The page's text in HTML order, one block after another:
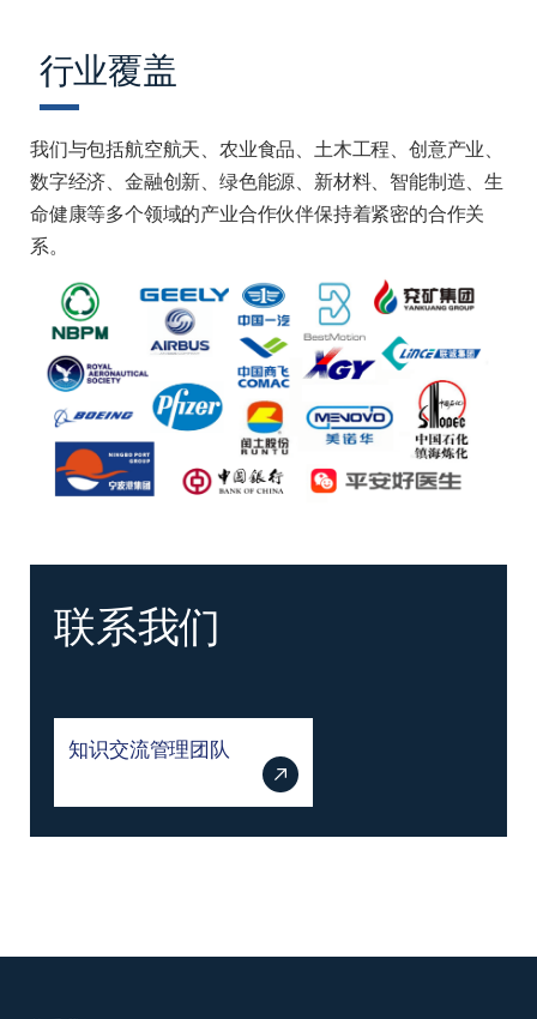
行业覆盖
我们与包括航空航天、农业食品、土木工程、创意产业、
数字经济、金融创新、绿色能源、新材料、智能制造、生
命健康等多个领域的产业合作伙伴保持着紧密的合作关
系。
联系我们
知识交流管理团队